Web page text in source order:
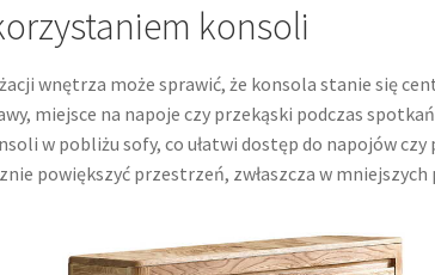
konsoli
wnętrza może sprawić, że konsola stanie się
miejsce na napoje czy przekąski podczas
w pobliżu sofy, co ułatwi dostęp do napojów czy
powiększyć przestrzeń, zwłaszcza w mniejszych